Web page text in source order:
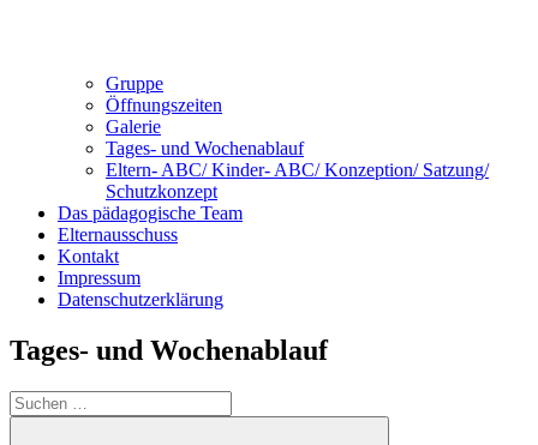
Gruppe
Öffnungszeiten
Galerie
Tages- und Wochenablauf
Eltern- ABC/ Kinder- ABC/ Konzeption/ Satzung/
Schutzkonzept
Das pädagogische Team
Elternausschuss
Kontakt
Impressum
Datenschutzerklärung
Tages- und Wochenablauf
Suchen
nach: